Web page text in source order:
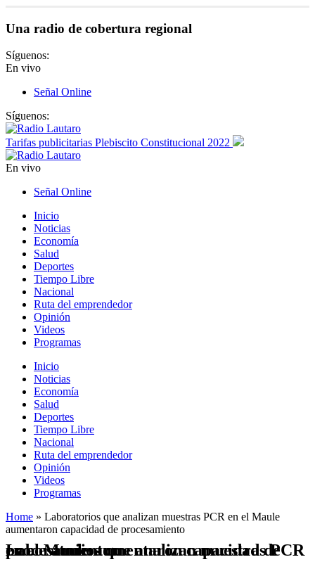
Una radio de cobertura regional
Síguenos:
En vivo
Señal Online
Síguenos:
Tarifas publicitarias Plebiscito Constitucional 2022
En vivo
Señal Online
Inicio
Noticias
Economía
Salud
Deportes
Tiempo Libre
Nacional
Ruta del emprendedor
Opinión
Videos
Programas
Inicio
Noticias
Economía
Salud
Deportes
Tiempo Libre
Nacional
Ruta del emprendedor
Opinión
Videos
Programas
Home » Laboratorios que analizan muestras PCR en el Maule
aumentaron capacidad de procesamiento
Laboratorios que analizan muestras PCR en el Maule aumentaron capacidad de procesamiento